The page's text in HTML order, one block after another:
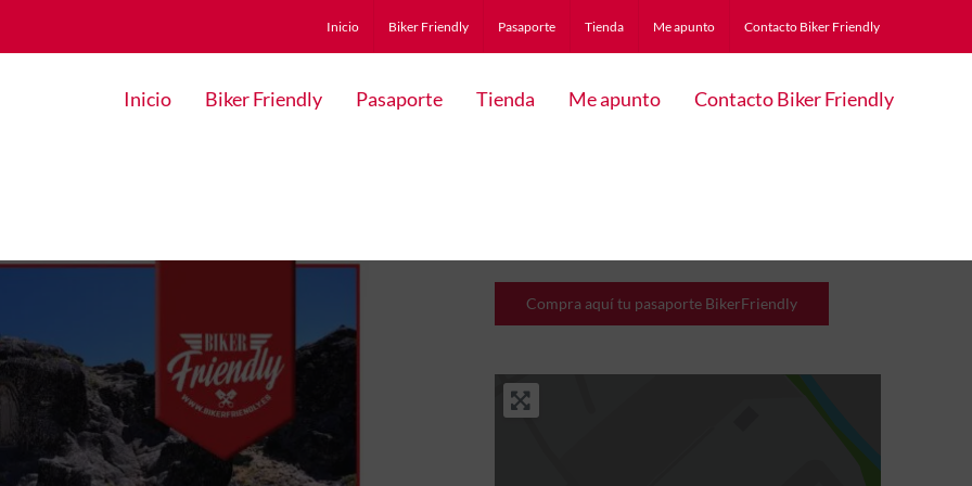
Inicio Biker Friendly Pasaporte Tienda Me apunto Contacto Biker Friendly
Inicio Biker Friendly Pasaporte Tienda Me apunto Contacto Biker Friendly
Compra aquí tu pasaporte BikerFriendly